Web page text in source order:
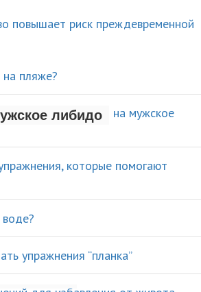
на
негативно
либидо
упражнения,
легко
на
делать упражнения
для
живота